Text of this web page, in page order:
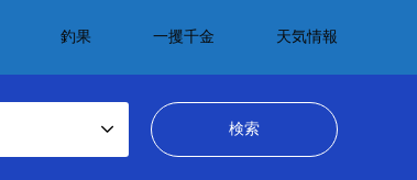
釣果 一攫千金 天気情報